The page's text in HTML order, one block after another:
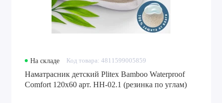
На складе Код товара: 4811599005859
Наматрасник детский Plitex Bamboo Waterproof
Comfort 120х60 арт. НН-02.1 (резинка по углам)